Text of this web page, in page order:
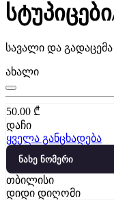
სავალი და გადაცემა
ახალი
50.00 ₾
დაჩი
ყველა განცხადება
ნახე ნომერი
თბილისი
დიდი დიღომი